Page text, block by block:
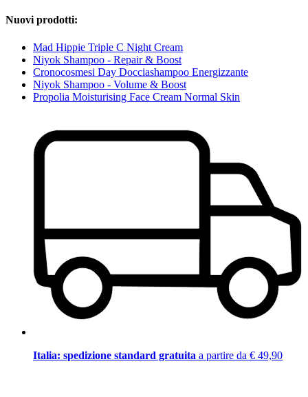
Nuovi prodotti:
Mad Hippie Triple C Night Cream
Niyok Shampoo - Repair & Boost
Cronocosmesi Day Docciashampoo Energizzante
Niyok Shampoo - Volume & Boost
Propolia Moisturising Face Cream Normal Skin
Italia: spedizione standard gratuita a partire da € 49,90